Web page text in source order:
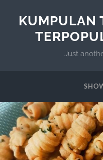
KUMPULAN
Just